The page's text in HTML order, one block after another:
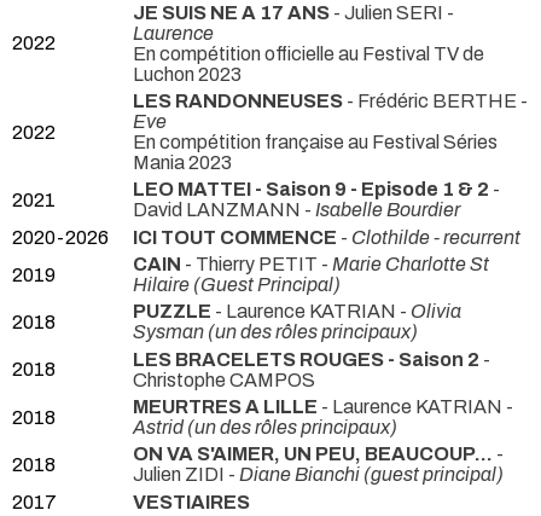
2022
JE SUIS NE A 17 ANS - Julien SERI -
Laurence
En compétition officielle au Festival TV de
Luchon 2023
2022
LES RANDONNEUSES - Frédéric BERTHE -
Eve
En compétition française au Festival Séries
Mania 2023
2021
LEO MATTEI - Saison 9 - Episode 1 & 2 -
David LANZMANN - Isabelle Bourdier
2020-2026
ICI TOUT COMMENCE - Clothilde - recurrent
2019
CAIN - Thierry PETIT - Marie Charlotte St
Hilaire (Guest Principal)
2018
PUZZLE - Laurence KATRIAN - Olivia
Sysman (un des rôles principaux)
2018
LES BRACELETS ROUGES - Saison 2 -
Christophe CAMPOS
2018
MEURTRES A LILLE - Laurence KATRIAN -
Astrid (un des rôles principaux)
2018
ON VA S'AIMER, UN PEU, BEAUCOUP... -
Julien ZIDI - Diane Bianchi (guest principal)
2017
VESTIAIRES